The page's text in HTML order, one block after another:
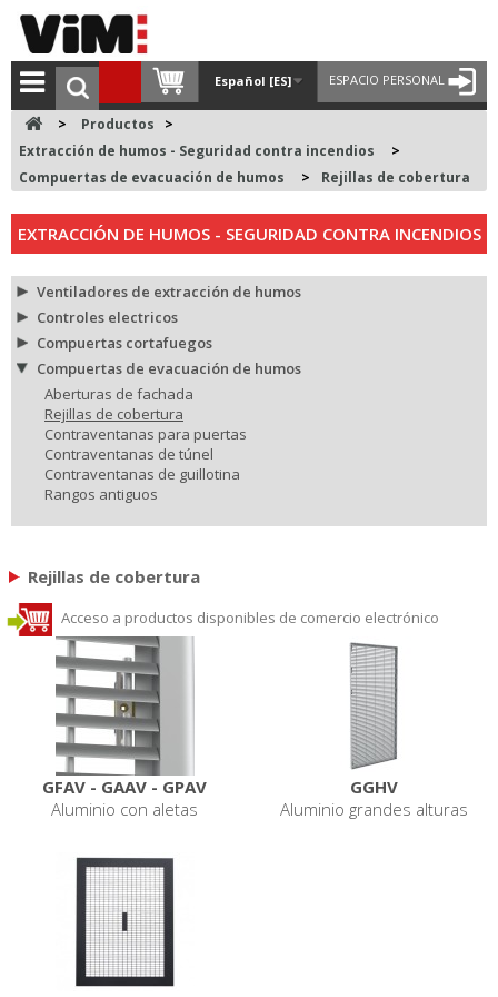
ESPACIO PERSONAL
Español [ES]
> Productos >
Extracción de humos - Seguridad contra incendios
>
Compuertas de evacuación de humos
> Rejillas de cobertura
EXTRACCIÓN DE HUMOS - SEGURIDAD CONTRA INCENDIOS
Ventiladores de extracción de humos
Controles electricos
Compuertas cortafuegos
Compuertas de evacuación de humos
Aberturas de fachada
Rejillas de cobertura
Contraventanas para puertas
Contraventanas de túnel
Contraventanas de guillotina
Rangos antiguos
Rejillas de cobertura
Acceso a productos disponibles de comercio electrónico
GFAV - GAAV - GPAV
Aluminio con aletas
GGHV
Aluminio grandes alturas